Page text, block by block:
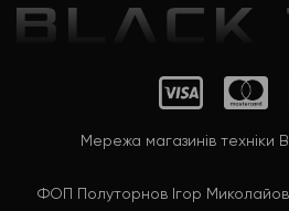
Мережа магазинів техніки
ФОП Полуторнов Ігор